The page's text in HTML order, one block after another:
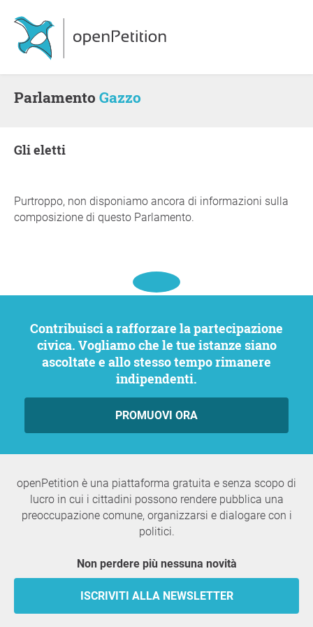
Parlamento Gazzo
gli eletti
Purtroppo, non disponiamo ancora di informazioni sulla
composizione di questo Parlamento.
Contribuisci a rafforzare la partecipazione
civica. Vogliamo che le tue istanze siano
ascoltate e allo stesso tempo rimanere
indipendenti.
PROMUOVI ORA
openPetition è una piattaforma gratuita e senza scopo di
lucro in cui i cittadini possono rendere pubblica una
preoccupazione comune, organizzarsi e dialogare con i
politici.
Non perdere più nessuna novità
ISCRIVITI ALLA NEWSLETTER